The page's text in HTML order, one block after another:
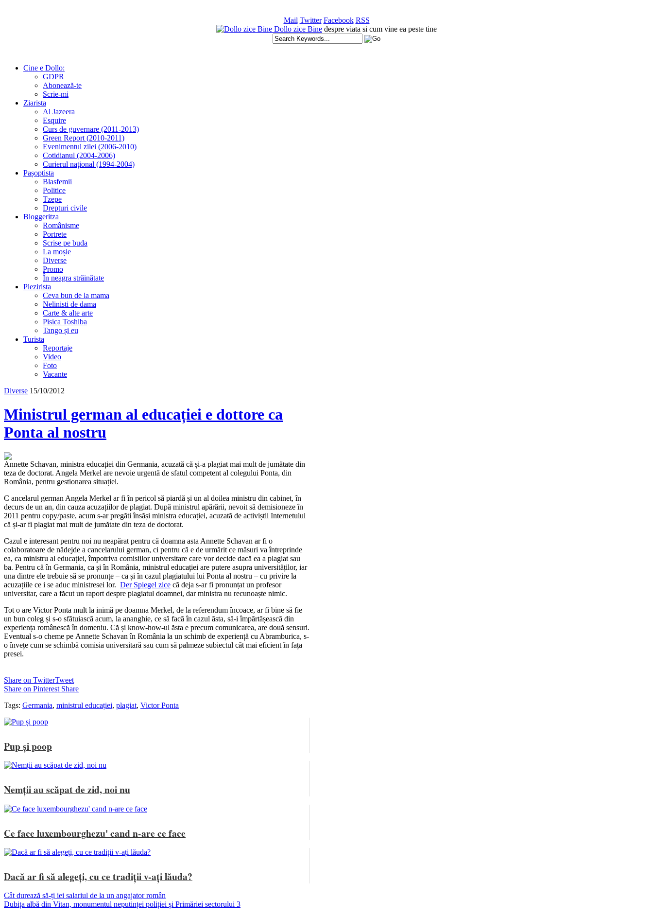
Mail Twitter Facebook RSS
Dollo zice Bine despre viata si cum vine ea peste tine
Cine e Dollo:
GDPR
Abonează-te
Scrie-mi
Ziarista
Al Jazeera
Esquire
Curs de guvernare (2011-2013)
Green Report (2010-2011)
Evenimentul zilei (2006-2010)
Cotidianul (2004-2006)
Curierul național (1994-2004)
Pașoptista
Blasfemii
Politice
Tzepe
Drepturi civile
Bloggeritza
Românisme
Portrete
Scrise pe buda
La moșie
Diverse
Promo
În neagra străinătate
Plezirista
Ceva bun de la mama
Nelinisti de dama
Carte & alte arte
Pisica Toshiba
Tango și eu
Turista
Reportaje
Video
Foto
Vacante
Diverse 15/10/2012
Ministrul german al educației e dottore ca
Ponta al nostru
Annette Schavan, ministra educației din Germania, acuzată că și-a plagiat mai mult de jumătate din
teza de doctorat. Angela Merkel are nevoie urgentă de sfatul competent al colegului Ponta, din
România, pentru gestionarea situației.
C ancelarul german Angela Merkel ar fi în pericol să piardă și un al doilea ministru din cabinet, în
decurs de un an, din cauza acuzațiilor de plagiat. După ministrul apărării, nevoit să demisioneze în
2011 pentru copy/paste, acum s-ar pregăti însăși ministra educației, acuzată de activiștii Internetului
că și-ar fi plagiat mai mult de jumătate din teza de doctorat.
Cazul e interesant pentru noi nu neapărat pentru că doamna asta Annette Schavan ar fi o
colaboratoare de nădejde a cancelarului german, ci pentru că e de urmărit ce măsuri va întreprinde
ea, ca ministru al educației, împotriva comisiilor universitare care vor decide dacă ea a plagiat sau
ba. Pentru că în Germania, ca și în România, ministrul educației are putere asupra universităților, iar
una dintre ele trebuie să se pronunțe – ca și în cazul plagiatului lui Ponta al nostru – cu privire la
acuzațiile ce i se aduc ministresei lor. Der Spiegel zice că deja s-ar fi pronunțat un profesor
universitar, care a făcut un raport despre plagiatul doamnei, dar ministra nu recunoaște nimic.
Tot o are Victor Ponta mult la inimă pe doamna Merkel, de la referendum încoace, ar fi bine să fie
un bun coleg și s-o sfătuiască acum, la ananghie, ce să facă în cazul ăsta, să-i împărtășească din
experiența românescă în domeniu. Că și know-how-ul ăsta e precum comunicarea, are două sensuri.
Eventual s-o cheme pe Annette Schavan în România la un schimb de experiență cu Abramburica, s-
o învețe cum se schimbă comisia universitară sau cum să palmeze subiectul cât mai eficient în fața
presei.
Share on TwitterTweet
Share on Pinterest Share
Tags: Germania, ministrul educației, plagiat, Victor Ponta
Pup și poop
Nemții au scăpat de zid, noi nu
Ce face luxembourghezu' cand n-are ce face
Dacă ar fi să alegeți, cu ce tradiții v-ați lăuda?
Cât durează să-ți iei salariul de la un angajator român
Dubița albă din Vitan, monumentul neputinței poliției și Primăriei sectorului 3